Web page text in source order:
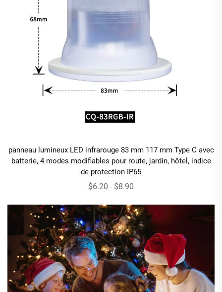
panneau lumineux LED infrarouge 83 mm 117 mm Type C avec
batterie, 4 modes modifiables pour route, jardin, hôtel, indice
de protection IP65
$6.20 - $8.90